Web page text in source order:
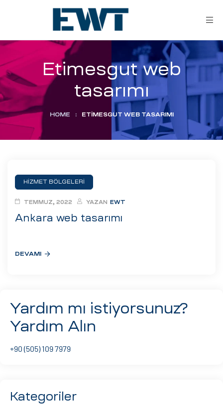
Etimesgut web
tasarımı
HOME : ETIMESGUT WEB TASARIMI
HİZMET BÖLGELERİ
Ankara web tasarımı
TEMMUZ, 2022 YAZAN EWT
DEVAMI
Yardım mı istiyorsunuz?
Yardım Alın
+90 (505) 109 7979
Kategoriler